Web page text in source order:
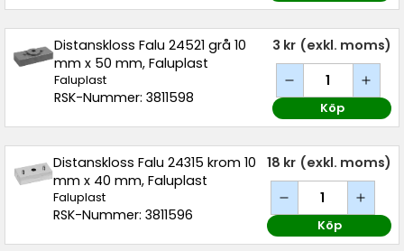
Distanskloss Falu 24521 grå 10
mm x 50 mm, Faluplast
Faluplast
RSK-Nummer: 3811598
3 kr (exkl. moms)
Köp
Distanskloss Falu 24315 krom 10
mm x 40 mm, Faluplast
Faluplast
RSK-Nummer: 3811596
18 kr (exkl. moms)
Köp